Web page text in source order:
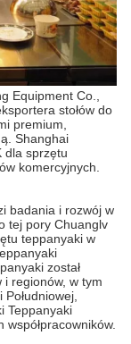
Equipment Co.,
stołów do
premium,
Shanghai
dla sprzętu
komercyjnych.
badania i rozwój w
tej pory Chuanglv
teppanyaki w
został
regionów, w tym
Teppanyaki